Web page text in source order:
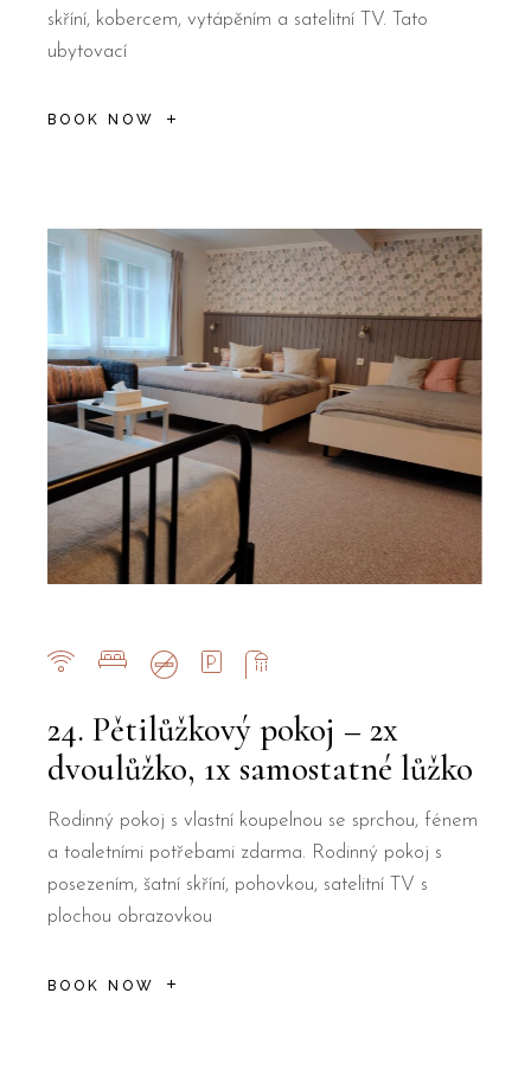
skříní, kobercem, vytápěním a satelitní TV. Tato
ubytovací
BOOK NOW
24. Pětilůžkový pokoj – 2x
dvoulůžko, 1x samostatné lůžko
Rodinný pokoj s vlastní koupelnou se sprchou, fénem
a toaletními potřebami zdarma. Rodinný pokoj s
posezením, šatní skříní, pohovkou, satelitní TV s
plochou obrazovkou
BOOK NOW